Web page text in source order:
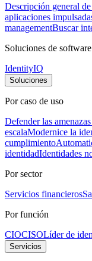
Descripción general
aplicaciones
managementBuscar
Soluciones de software
IdentityIQ
Soluciones
Por caso de uso
Defender las
escalaModernice la
cumplimiento
identidadIdentidades
Por sector
Servicios financieros
Por función
CIOCISOLíder de
Servicios